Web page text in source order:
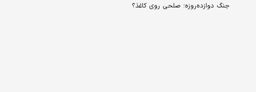
جنگ دوازده‌روزه؛ صلحی روی کاغذ؟